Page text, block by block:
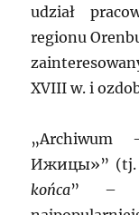
udział
regionu
XVIII w. i
Ижицы»” (tj.
końca” –